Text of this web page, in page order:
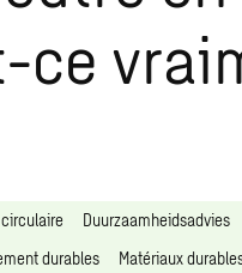
ce
Duurzaamheidsadvies
durables Matériaux